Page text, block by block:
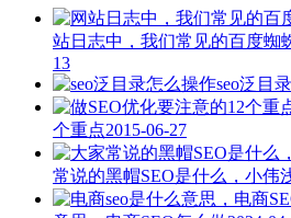
站日志中，我们常见的百度蜘
13
seo泛目
个重点2015-06-27
常说的黑帽SEO是什么，小伟